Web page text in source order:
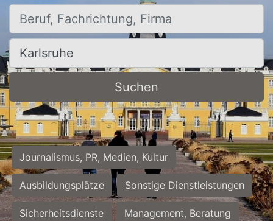
Beruf, Fachrichtung, Firma
Ort, Stadt
Suchen
Journalismus, PR, Medien, Kultur
Ausbildungsplätze Sonstige Dienstleistungen
Sicherheitsdienste Management, Beratung